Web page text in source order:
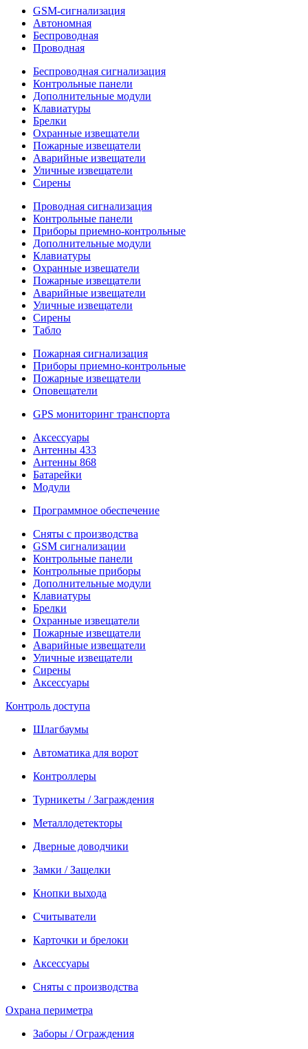
GSM-сигнализация
Автономная
Беспроводная
Проводная
Беспроводная сигнализация
Контрольные панели
Дополнительные модули
Клавиатуры
Брелки
Охранные извещатели
Пожарные извещатели
Аварийные извещатели
Уличные извещатели
Сирены
Проводная сигнализация
Контрольные панели
Приборы приемно-контрольные
Дополнительные модули
Клавиатуры
Охранные извещатели
Пожарные извещатели
Аварийные извещатели
Уличные извещатели
Сирены
Табло
Пожарная сигнализация
Приборы приемно-контрольные
Пожарные извещатели
Оповещатели
GPS мониторинг транспорта
Аксессуары
Антенны 433
Антенны 868
Батарейки
Модули
Программное обеспечение
Сняты с производства
GSM сигнализации
Контрольные панели
Контрольные приборы
Дополнительные модули
Клавиатуры
Брелки
Охранные извещатели
Пожарные извещатели
Аварийные извещатели
Уличные извещатели
Сирены
Аксессуары
Контроль доступа
Шлагбаумы
Автоматика для ворот
Контроллеры
Турникеты / Заграждения
Металлодетекторы
Дверные доводчики
Замки / Защелки
Кнопки выхода
Считыватели
Карточки и брелоки
Аксессуары
Сняты с производства
Охрана периметра
Заборы / Ограждения